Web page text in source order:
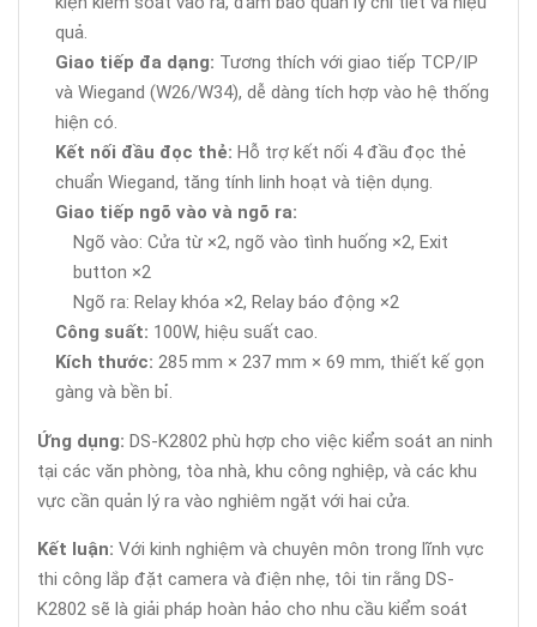
quả.
Giao tiếp đa dạng: Tương thích với giao tiếp TCP/IP
và Wiegand (W26/W34), dễ dàng tích hợp vào hệ thống
hiện có.
Kết nối đầu đọc thẻ: Hỗ trợ kết nối 4 đầu đọc thẻ
chuẩn Wiegand, tăng tính linh hoạt và tiện dụng.
Giao tiếp ngõ vào và ngõ ra:
Ngõ vào: Cửa từ ×2, ngõ vào tình huống ×2, Exit
button ×2
Ngõ ra: Relay khóa ×2, Relay báo động ×2
Công suất: 100W, hiệu suất cao.
Kích thước: 285 mm × 237 mm × 69 mm, thiết kế gọn
gàng và bền bỉ.
Ứng dụng: DS-K2802 phù hợp cho việc kiểm soát an ninh
tại các văn phòng, tòa nhà, khu công nghiệp, và các khu
vực cần quản lý ra vào nghiêm ngặt với hai cửa.
Kết luận: Với kinh nghiệm và chuyên môn trong lĩnh vực
thi công lắp đặt camera và điện nhẹ, tôi tin rằng DS-
K2802 sẽ là giải pháp hoàn hảo cho nhu cầu kiểm soát